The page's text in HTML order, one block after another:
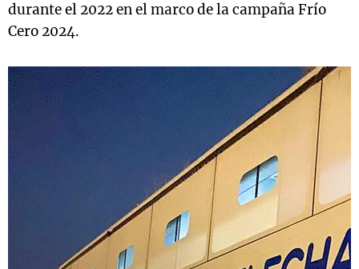
durante el 2022 en el marco de la campaña Frío
Cero 2024.